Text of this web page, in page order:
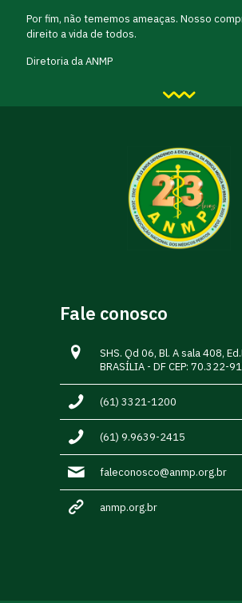
Por fim, não tememos ameaças. Nosso
direito a vida de todos.
Diretoria da ANMP
Fale conosco
SHS. Qd 06, Bl. A sala 408,
BRASÍLIA - DF CEP: 70.322-
(61) 3321-1200
(61) 9.9639-2415
faleconosco@anmp.org.br
anmp.org.br